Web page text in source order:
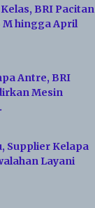
BRI Pacitan
M hingga April
Antre, BRI
Mesin
Supplier Kelapa
Layani